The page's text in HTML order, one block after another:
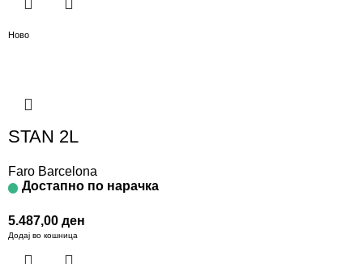
Ново
STAN 2L
Faro Barcelona
Достапно по нарачка
5.487,00 ден
Додај во кошница